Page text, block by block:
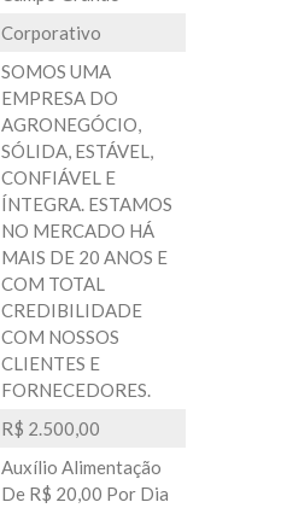
Corporativo
SOMOS UMA
EMPRESA DO
AGRONEGÓCIO,
SÓLIDA, ESTÁVEL,
CONFIÁVEL E
ÍNTEGRA. ESTAMOS
NO MERCADO HÁ
MAIS DE 20 ANOS E
COM TOTAL
CREDIBILIDADE
COM NOSSOS
CLIENTES E
FORNECEDORES.
R$ 2.500,00
Auxílio Alimentação
De R$ 20,00 Por Dia